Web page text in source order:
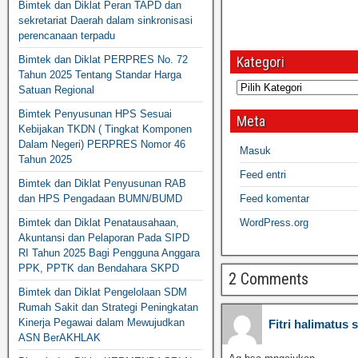
Kategori
Meta
Masuk
Feed entri
Feed komentar
WordPress.org
2 Comments
Fitri halimatus
Bimtek dan Diklat Peran TAPD dan
sekretariat Daerah dalam sinkronisasi
perencanaan terpadu
Bimtek dan Diklat PERPRES No. 72
Tahun 2025 Tentang Standar Harga
Satuan Regional
Bimtek Penyusunan HPS Sesuai
Kebijakan TKDN ( Tingkat Komponen
Dalam Negeri) PERPRES Nomor 46
Tahun 2025
Bimtek dan Diklat Penyusunan RAB
dan HPS Pengadaan BUMN/BUMD
Bimtek dan Diklat Penatausahaan,
Akuntansi dan Pelaporan Pada SIPD
RI Tahun 2025 Bagi Pengguna Anggara
PPK, PPTK dan Bendahara SKPD
Bimtek dan Diklat Pengelolaan SDM
Rumah Sakit dan Strategi Peningkatan
Kinerja Pegawai dalam Mewujudkan
ASN BerAKHLAK